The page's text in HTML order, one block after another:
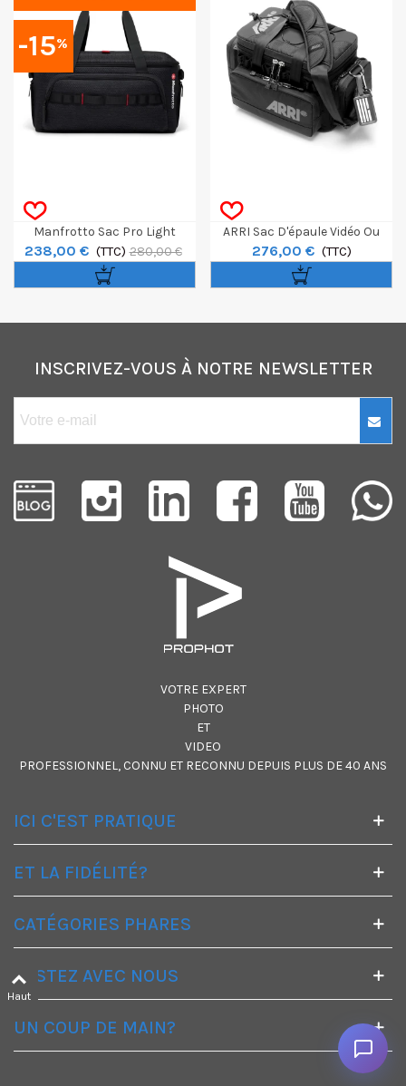
-15%
Manfrotto Sac Pro Light
Cineloader Medium
238,00 € (TTC) 280,00 €
ARRI Sac D'épaule Vidéo Ou
Photo Small Unit II
276,00 € (TTC)
INSCRIVEZ-VOUS À NOTRE NEWSLETTER
VOTRE EXPERT
PHOTO
ET
VIDEO
PROFESSIONNEL, CONNU ET RECONNU DEPUIS PLUS DE 40 ANS
ICI C'EST PRATIQUE
ET LA FIDÉLITÉ?
CATÉGORIES PHARES
RESTEZ AVEC NOUS
UN COUP DE MAIN?
Haut